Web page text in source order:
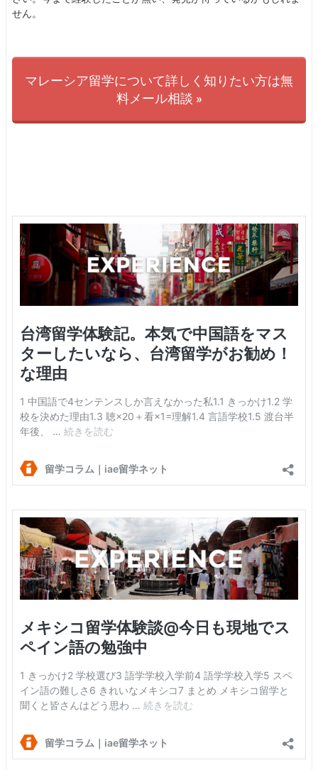
せん。
マレーシア留学について詳しく知りたい方は無
料メール相談 »